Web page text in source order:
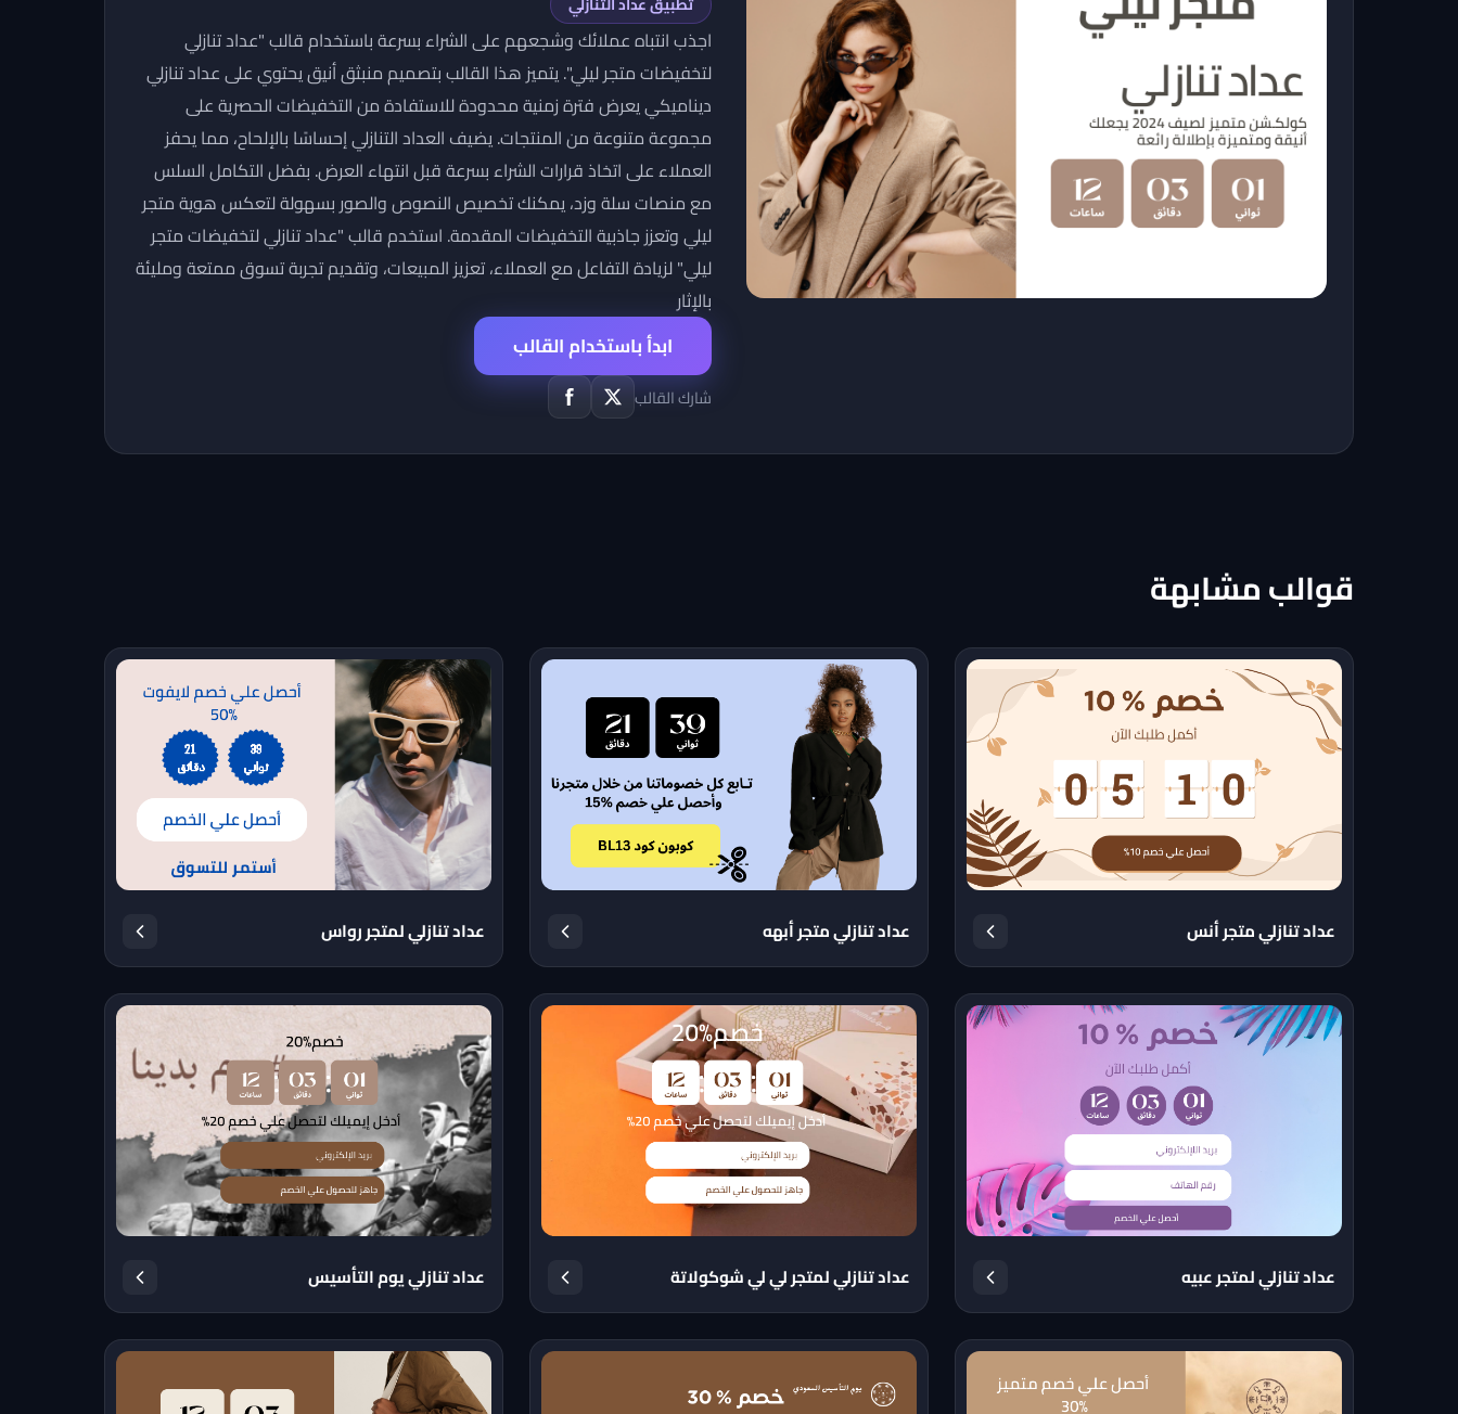
اجذب انتباه عملائك وشجعهم على الشراء بسرعة باستخدام قالب "عداد تنازلي
لتخفيضات متجر ليلي". يتميز هذا القالب بتصميم منبثق أنيق يحتوي على عداد تنازلي
ديناميكي يعرض فترة زمنية محدودة للاستفادة من التخفيضات الحصرية على
مجموعة متنوعة من المنتجات. يضيف العداد التنازلي إحساسًا بالإلحاح، مما يحفز
العملاء على اتخاذ قرارات الشراء بسرعة قبل انتهاء العرض. بفضل التكامل السلس
مع منصات سلة وزد، يمكنك تخصيص النصوص والصور بسهولة لتعكس هوية متجر
ليلي وتعزز جاذبية التخفيضات المقدمة. استخدم قالب "عداد تنازلي لتخفيضات متجر
ليلي" لزيادة التفاعل مع العملاء، تعزيز المبيعات، وتقديم تجربة تسوق ممتعة ومليئة
بالإثار
ابدأ باستخدام القالب
شارك القالب
قوالب مشابهة
عداد تنازلي متجر أنس عداد تنازلي متجر أبهه عداد تنازلي لمتجر رواس
عداد تنازلي لمتجر عبيه عداد تنازلي لمتجر لي لي شوكولاتة عداد تنازلي يوم التأسيس